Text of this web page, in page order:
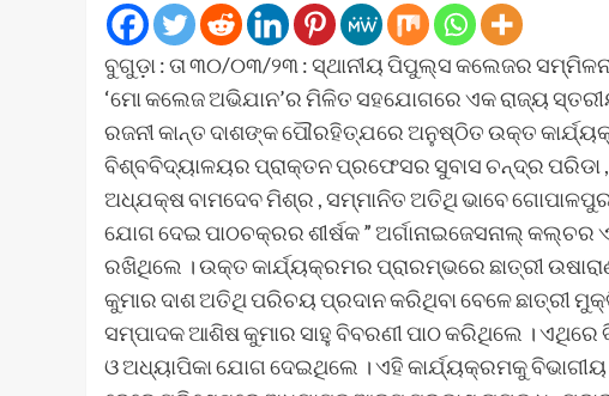
ବୁଗୁଡ଼ା : ତା ୩୦/୦୩/୨୩ : ସ୍ଥାନୀୟ ପିପୁଲ୍ସ କଲେଜର
‘ମୋ କଲେଜ ଅଭିଯାନ’ର ମିଳିତ ସହଯୋଗରେ ଏକ ରାଜ୍ୟ
ରଜନୀ କାନ୍ତ ଦାଶଙ୍କ ପୌରହିତ୍ଯରେ ଅନୁଷ୍ଠିତ ଉକ୍ତ
ବିଶ୍ବବିଦ୍ୟାଳୟର ପ୍ରାକ୍ତନ ପ୍ରଫେସର ସୁବାସ ଚନ୍ଦ୍ର ପରିଡା
ଅଧ୍ଯକ୍ଷ ବାମଦେବ ମିଶ୍ର , ସମ୍ମାନିତ ଅତିଥି ଭାବେ
ଯୋଗ ଦେଇ ପାଠଚକ୍ରର ଶୀର୍ଷକ ” ଅର୍ଗାନାଇଜେସନାଲ୍
ରଖିଥିଲେ । ଉକ୍ତ କାର୍ଯ୍ୟକ୍ରମର ପ୍ରାରମ୍ଭରେ ଛାତ୍ରୀ
କୁମାର ଦାଶ ଅତିଥି ପରିଚୟ ପ୍ରଦାନ କରିଥିବା ବେଳେ ଛାତ୍ରୀ
ସମ୍ପାଦକ ଆଶିଷ କୁମାର ସାହୁ ବିବରଣୀ ପାଠ କରିଥିଲେ ।
ଓ ଅଧ୍ୟାପିକା ଯୋଗ ଦେଇଥିଲେ । ଏହି କାର୍ଯ୍ୟକ୍ରମକୁ